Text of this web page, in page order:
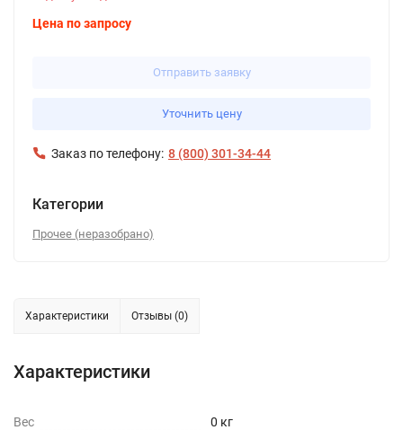
Цена по запросу
Отправить заявку
Уточнить цену
Заказ по телефону: 8 (800) 301-34-44
Категории
Прочее (неразобрано)
Характеристики Отзывы (0)
Характеристики
Вес 0 кг